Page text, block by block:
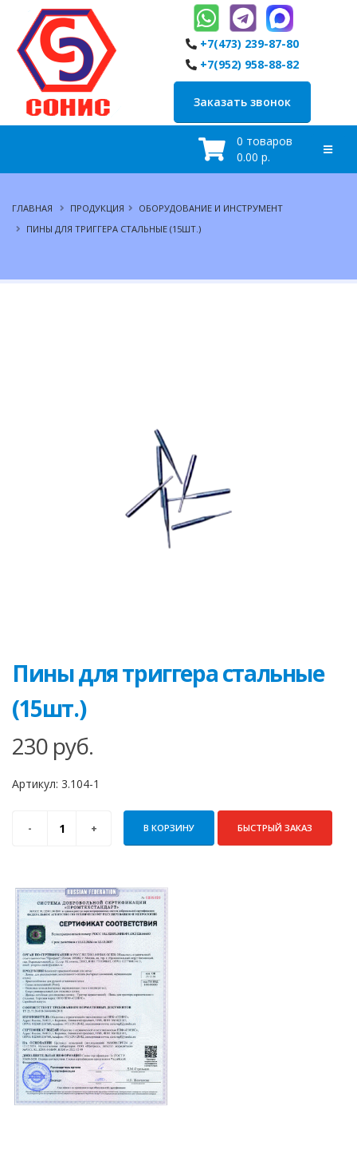
+7(473) 239-87-80
+7(952) 958-88-82
Заказать звонок
0 товаров
0.00 р.
ГЛАВНАЯ ПРОДУКЦИЯ
ОБОРУДОВАНИЕ И ИНСТРУМЕНТ
ПИНЫ ДЛЯ ТРИГГЕРА СТАЛЬНЫЕ (15ШТ.)
Пины для триггера стальные
(15шт.)
230 руб.
Артикул: 3.104-1
В КОРЗИНУ БЫСТРЫЙ ЗАКАЗ